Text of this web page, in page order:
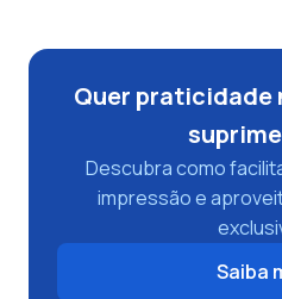
Quer praticidade
Descubra como
impressão e
Saiba